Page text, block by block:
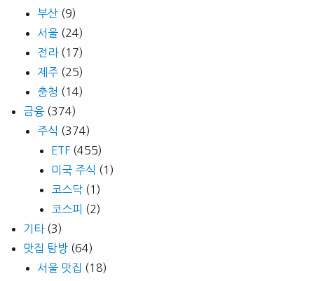
부산 (9)
서울 (24)
전라(17)
제주 (25)
충청 (14)
금융 (374)
주식 (374)
ETF (455)
미국 주식 (1)
코스닥 (1)
코스피 (2)
기타(3)
맛집 탐방 (64)
서울 맛집 (18)